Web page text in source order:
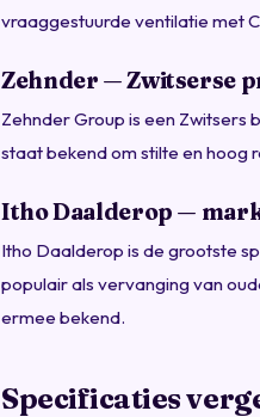
vraaggestuurde ventilatie met
Zehnder — Zwitserse
Zehnder Group is een
staat bekend om stilte en hoog
Itho Daalderop —
Itho Daalderop is de grootste
populair als vervanging van
ermee bekend.
Specificaties